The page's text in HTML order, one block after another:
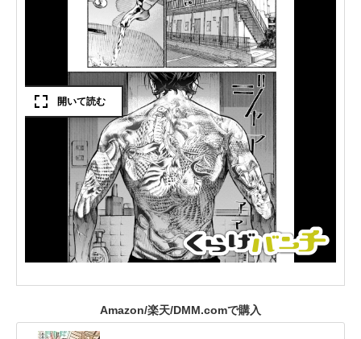
Amazon/楽天/DMM.comで購入